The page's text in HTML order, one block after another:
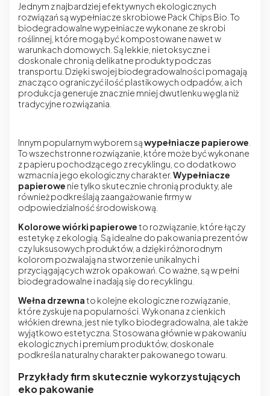
Jednym z najbardziej efektywnych ekologicznych
rozwiązań są wypełniacze skrobiowe Pack Chips Bio. To
biodegradowalne wypełniacze wykonane ze skrobi
roślinnej, które mogą być kompostowane nawet w
warunkach domowych. Są lekkie, nietoksyczne i
doskonale chronią delikatne produkty podczas
transportu. Dzięki swojej biodegradowalności pomagają
znacząco ograniczyć ilość plastikowych odpadów, a ich
produkcja generuje znacznie mniej dwutlenku węgla niż
tradycyjne rozwiązania.
Innym popularnym wyborem sąwypełniacze papierowe
To wszechstronne rozwiązanie, które może być wykonane
z papieru pochodzącego z recyklingu, co dodatkowo
wzmacnia jego ekologiczny charakter. Wypełniacze
papierowe nie tylko skutecznie chronią produkty, ale
również podkreślają zaangażowanie firmy w
odpowiedzialność środowiskową.
Kolorowe wiórki papieroweto rozwiązanie, które łączy
estetykę z ekologią. Są idealne do pakowania prezentów
czy luksusowych produktów, a dzięki różnorodnym
kolorom pozwalają na stworzenie unikalnych i
przyciągających wzrok opakowań. Co ważne, są w pełni
biodegradowalne i nadają się do recyklingu.
Wełna drzewnato kolejne ekologiczne rozwiązanie,
które zyskuje na popularności. Wykonana z cienkich
włókien drewna, jest nie tylko biodegradowalna, ale także
wyjątkowo estetyczna. Stosowana głównie w pakowaniu
ekologicznych i premium produktów, doskonale
podkreśla naturalny charakter pakowanego towaru.
Przykłady firm skutecznie wykorzystujących
eko pakowanie